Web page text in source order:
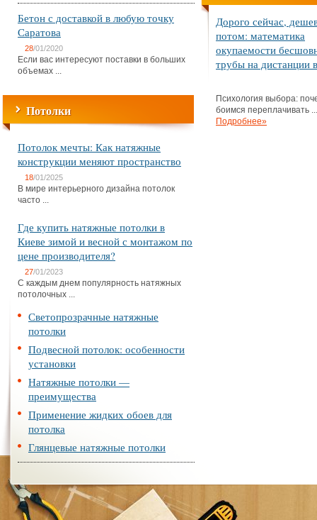
Бетон с доставкой в любую точку
Саратова
28/01/2020
Если вас интересуют поставки в больших
объемах ...
Потолки
Потолок мечты: Как натяжные
конструкции меняют пространство
18/01/2025
В мире интерьерного дизайна потолок
часто ...
Где купить натяжные потолки в
Киеве зимой и весной с монтажом по
цене производителя?
27/01/2023
С каждым днем популярность натяжных
потолочных ...
Светопрозрачные натяжные
потолки
Подвесной потолок: особенности
установки
Натяжные потолки —
преимущества
Применение жидких обоев для
потолка
Глянцевые натяжные потолки
Дорого сейчас,
потом: математика
окупаемости
трубы на дистанции
Психология выбора:
боимся переплачивать ...
Подробнее»